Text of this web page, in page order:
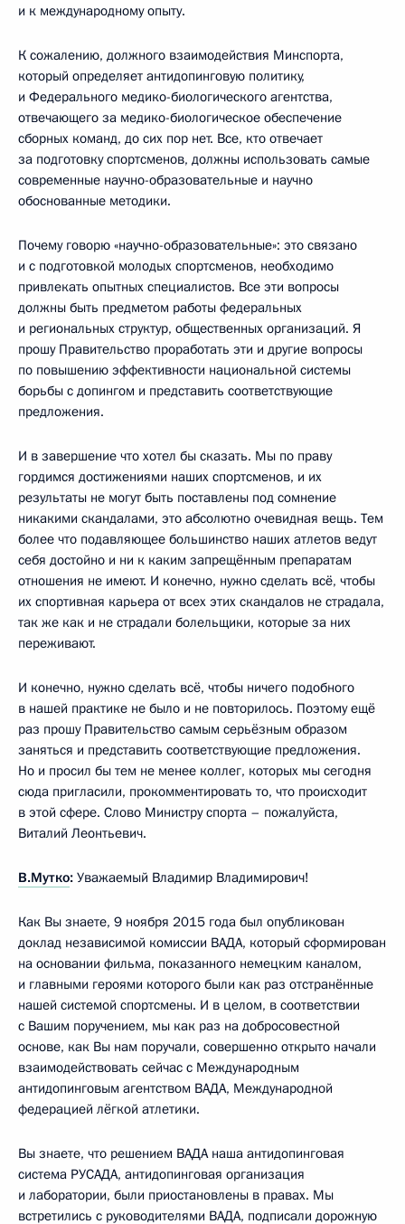
и к международному опыту.
К сожалению, должного взаимодействия Минспорта,
который определяет антидопинговую политику,
и Федерального медико-биологического агентства,
отвечающего за медико-биологическое обеспечение
сборных команд, до сих пор нет. Все, кто отвечает
за подготовку спортсменов, должны использовать самые
современные научно-образовательные и научно
обоснованные методики.
Почему говорю «научно-образовательные»: это связано
и с подготовкой молодых спортсменов, необходимо
привлекать опытных специалистов. Все эти вопросы
должны быть предметом работы федеральных
и региональных структур, общественных организаций. Я
прошу Правительство проработать эти и другие вопросы
по повышению эффективности национальной системы
борьбы с допингом и представить соответствующие
предложения.
И в завершение что хотел бы сказать. Мы по праву
гордимся достижениями наших спортсменов, и их
результаты не могут быть поставлены под сомнение
никакими скандалами, это абсолютно очевидная вещь. Тем
более что подавляющее большинство наших атлетов ведут
себя достойно и ни к каким запрещённым препаратам
отношения не имеют. И конечно, нужно сделать всё, чтобы
их спортивная карьера от всех этих скандалов не страдала,
так же как и не страдали болельщики, которые за них
переживают.
И конечно, нужно сделать всё, чтобы ничего подобного
в нашей практике не было и не повторилось. Поэтому ещё
раз прошу Правительство самым серьёзным образом
заняться и представить соответствующие предложения.
Но и просил бы тем не менее коллег, которых мы сегодня
сюда пригласили, прокомментировать то, что происходит
в этой сфере. Слово Министру спорта – пожалуйста,
Виталий Леонтьевич.
В.Мутко: Уважаемый Владимир Владимирович!
Как Вы знаете, 9 ноября 2015 года был опубликован
доклад независимой комиссии ВАДА, который сформирован
на основании фильма, показанного немецким каналом,
и главными героями которого были как раз отстранённые
нашей системой спортсмены. И в целом, в соответствии
с Вашим поручением, мы как раз на добросовестной
основе, как Вы нам поручали, совершенно открыто начали
взаимодействовать сейчас с Международным
антидопинговым агентством ВАДА, Международной
федерацией лёгкой атлетики.
Вы знаете, что решением ВАДА наша антидопинговая
система РУСАДА, антидопинговая организация
и лаборатории, были приостановлены в правах. Мы
встретились с руководителями ВАДА, подписали дорожную